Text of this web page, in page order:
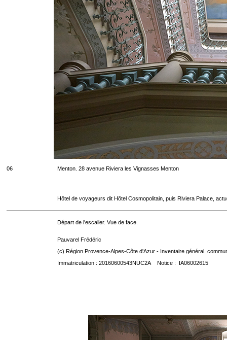
06 Menton. 28 avenue Riviera les Vignasses Menton
Hôtel de voyageurs dit Hôtel Cosmopolitain, puis Riviera Palace,
Départ de l'escalier. Vue de face.
Pauvarel Frédéric
(c) Région Provence-Alpes-Côte d'Azur - Inventaire général.
Immatriculation : 20160600543NUC2A Notice : IA06002615